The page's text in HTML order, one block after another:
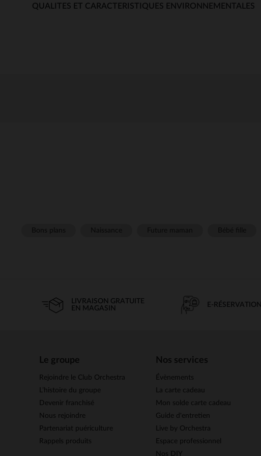
QUALITES ET CARACTERISTIQUES ENVIRONNEMENTALES
LIVRAISON GRATUITE
EN MAGASIN
E-RÉSERVATION
Le groupe
Rejoindre le Club Orchestra
L’histoire du groupe
Devenir franchisé
Nous rejoindre
Partenariat puériculture
Rappels produits
Nos services
Évènements
La carte cadeau
Mon solde carte cadeau
Guide d'entretien
Live by Orchestra
Espace professionnel
Nos DIY